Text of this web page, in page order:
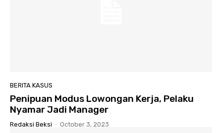
BERITA KASUS
Penipuan Modus Lowongan Kerja, Pelaku
Nyamar Jadi Manager
Redaksi Beksi - October 3, 2023